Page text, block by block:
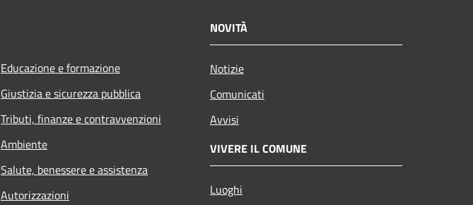
Educazione e formazione
Giustizia e sicurezza pubblica
Tributi, finanze e contravvenzioni
Ambiente
Salute, benessere e assistenza
Autorizzazioni
NOVITÀ
Notizie
Comunicati
Avvisi
VIVERE IL COMUNE
Luoghi